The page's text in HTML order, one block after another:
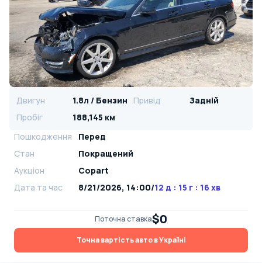
Двигун 1.8л / Бензин Привід
Задній
Пробіг
188,145 км
Пошкодження
Перед
Стан
Покращений
Аукціон
Copart
Дата та час
8/21/2026, 14:00/12 д : 15 г : 16 хв
Поточна ставка$0
Точна вартість авто в Україні